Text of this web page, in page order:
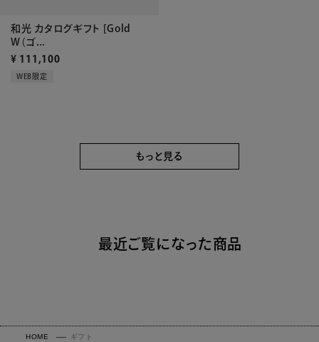
和光 カタログギフト [Gold
W（ゴ...
¥ 111,100
WEB限定
もっと見る
最近ご覧になった商品
HOME ギフト